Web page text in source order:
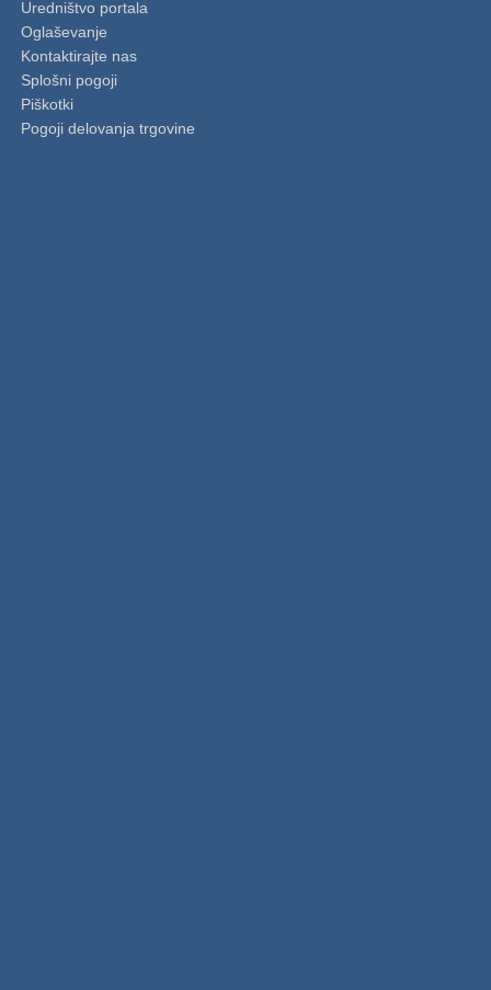
Uredništvo portala
Oglaševanje
Kontaktirajte nas
Splošni pogoji
Piškotki
Pogoji delovanja trgovine